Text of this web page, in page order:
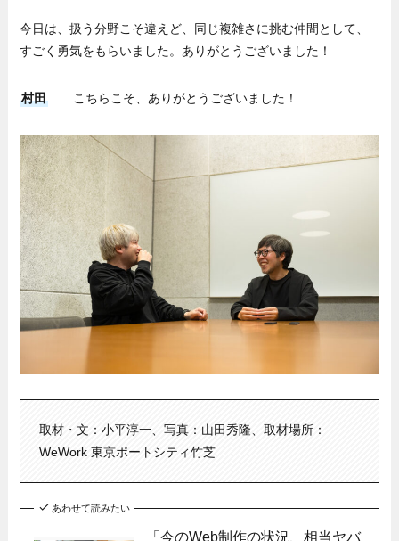
今日は、扱う分野こそ違えど、同じ複雑さに挑む仲間として、
すごく勇気をもらいました。ありがとうございました！
村田 こちらこそ、ありがとうございました！
取材・文：小平淳一、写真：山田秀隆、取材場所：
WeWork 東京ポートシティ竹芝
あわせて読みたい
「今のWeb制作の状況、相当ヤバ